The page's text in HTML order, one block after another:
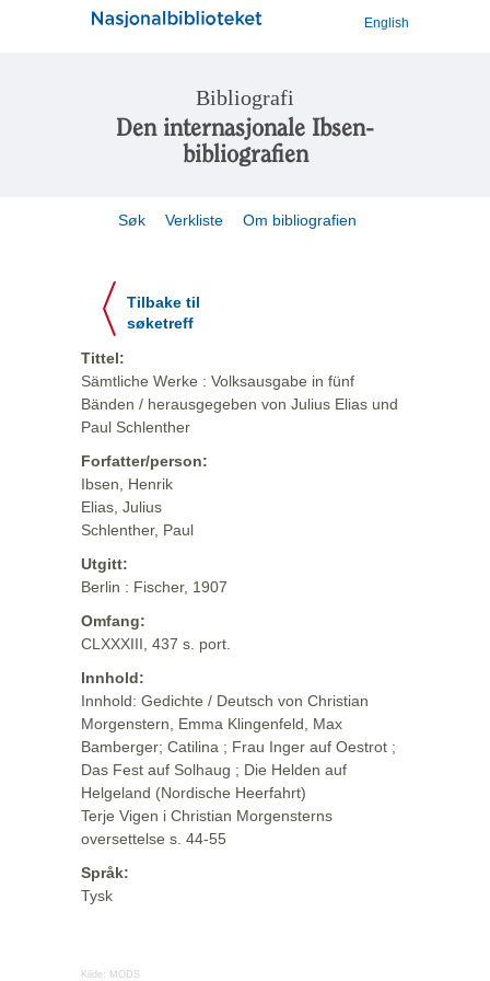
English
Bibliografi
Den internasjonale Ibsen-
bibliografien
Søk Verkliste Om bibliografien
Tilbake til
søketreff
Tittel:
Sämtliche Werke : Volksausgabe in fünf
Bänden / herausgegeben von Julius Elias und
Paul Schlenther
Forfatter/person:
Ibsen, Henrik
Elias, Julius
Schlenther, Paul
Utgitt:
Berlin : Fischer, 1907
Omfang:
CLXXXIII, 437 s. port.
Innhold:
Innhold: Gedichte / Deutsch von Christian
Morgenstern, Emma Klingenfeld, Max
Bamberger; Catilina ; Frau Inger auf Oestrot ;
Das Fest auf Solhaug ; Die Helden auf
Helgeland (Nordische Heerfahrt)
Terje Vigen i Christian Morgensterns
oversettelse s. 44-55
Språk:
Tysk
Kilde: MODS